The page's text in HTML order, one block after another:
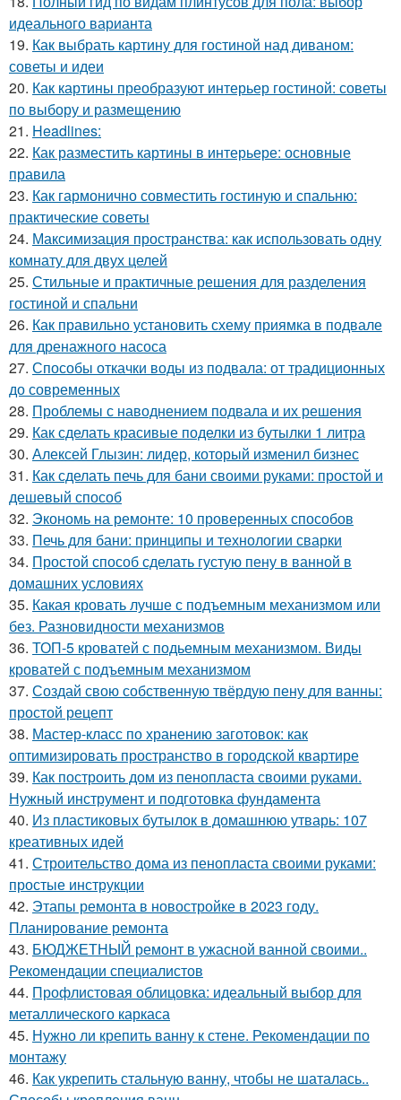
идеального варианта
19. Как выбрать картину для гостиной над диваном:
советы и идеи
20. Как картины преобразуют интерьер гостиной: советы
по выбору и размещению
21. Headlines:
22. Как разместить картины в интерьере: основные
правила
23. Как гармонично совместить гостиную и спальню:
практические советы
24. Максимизация пространства: как использовать одну
комнату для двух целей
25. Стильные и практичные решения для разделения
гостиной и спальни
26. Как правильно установить схему приямка в подвале
для дренажного насоса
27. Способы откачки воды из подвала: от традиционных
до современных
28. Проблемы с наводнением подвала и их решения
29. Как сделать красивые поделки из бутылки 1 литра
30. Алексей Глызин: лидер, который изменил бизнес
31. Как сделать печь для бани своими руками: простой и
дешевый способ
32. Экономь на ремонте: 10 проверенных способов
33. Печь для бани: принципы и технологии сварки
34. Простой способ сделать густую пену в ванной в
домашних условиях
35. Какая кровать лучше с подъемным механизмом или
без. Разновидности механизмов
36. ТОП-5 кроватей с подьемным механизмом. Виды
кроватей с подъемным механизмом
37. Создай свою собственную твёрдую пену для ванны:
простой рецепт
38. Мастер-класс по хранению заготовок: как
оптимизировать пространство в городской квартире
39. Как построить дом из пенопласта своими руками.
Нужный инструмент и подготовка фундамента
40. Из пластиковых бутылок в домашнюю утварь: 107
креативных идей
41. Строительство дома из пенопласта своими руками:
простые инструкции
42. Этапы ремонта в новостройке в 2023 году.
Планирование ремонта
43. БЮДЖЕТНЫЙ ремонт в ужасной ванной своими..
Рекомендации специалистов
44. Профлистовая облицовка: идеальный выбор для
металлического каркаса
45. Нужно ли крепить ванну к стене. Рекомендации по
монтажу
46. Как укрепить стальную ванну, чтобы не шаталась..